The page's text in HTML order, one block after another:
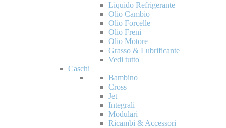
Liquido Refrigerante
Olio Cambio
Olio Forcelle
Olio Freni
Olio Motore
Grasso & Lubrificante
Vedi tutto
Caschi
Bambino
Cross
Jet
Integrali
Modulari
Ricambi & Accessori